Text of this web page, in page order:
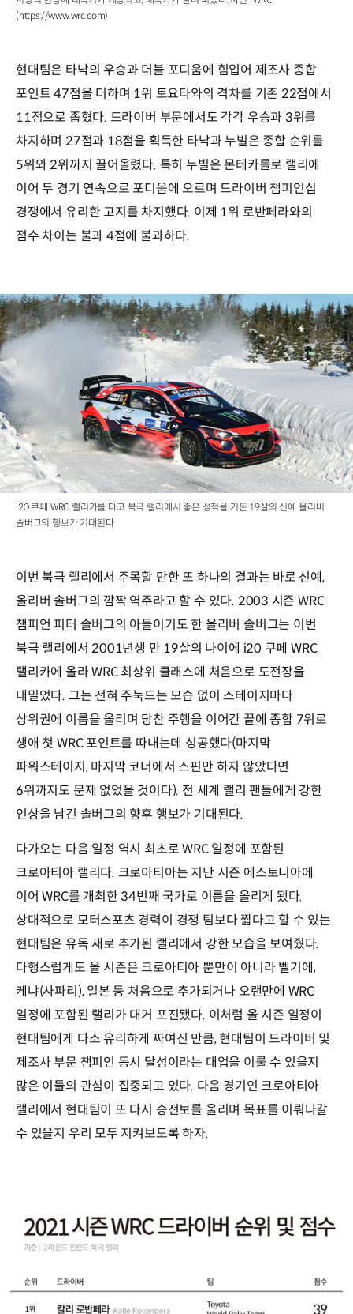
(https://www.wrc.com)
현대팀은 타낙의 우승과 더블 포디움에 힘입어 제조사 종합
포인트 47점을 더하며 1위 토요타와의 격차를 기존 22점에서
11점으로 좁혔다. 드라이버 부문에서도 각각 우승과 3위를
차지하며 27점과 18점을 획득한 타낙과 누빌은 종합 순위를
5위와 2위까지 끌어올렸다. 특히 누빌은 몬테카를로 랠리에
이어 두 경기 연속으로 포디움에 오르며 드라이버 챔피언십
경쟁에서 유리한 고지를 차지했다. 이제 1위 로반페라와의
점수 차이는 불과 4점에 불과하다.
i20 쿠페 WRC 랠리카를 타고 북극 랠리에서 좋은 성적을 거둔 19살의 신예 올리버
솔버그의 행보가 기대된다
이번 북극 랠리에서 주목할 만한 또 하나의 결과는 바로 신예,
올리버 솔버그의 깜짝 역주라고 할 수 있다. 2003 시즌 WRC
챔피언 피터 솔버그의 아들이기도 한 올리버 솔버그는 이번
북극 랠리에서 2001년생 만 19살의 나이에 i20 쿠페 WRC
랠리카에 올라 WRC 최상위 클래스에 처음으로 도전장을
내밀었다. 그는 전혀 주눅드는 모습 없이 스테이지마다
상위권에 이름을 올리며 당찬 주행을 이어간 끝에 종합 7위로
생애 첫 WRC 포인트를 따내는데 성공했다(마지막
파워스테이지, 마지막 코너에서 스핀만 하지 않았다면
6위까지도 문제 없었을 것이다). 전 세계 랠리 팬들에게 강한
인상을 남긴 솔버그의 향후 행보가 기대된다.
다가오는 다음 일정 역시 최초로 WRC 일정에 포함된
크로아티아 랠리다. 크로아티아는 지난 시즌 에스토니아에
이어 WRC를 개최한 34번째 국가로 이름을 올리게 됐다.
상대적으로 모터스포츠 경력이 경쟁 팀보다 짧다고 할 수 있는
현대팀은 유독 새로 추가된 랠리에서 강한 모습을 보여줬다.
다행스럽게도 올 시즌은 크로아티아 뿐만이 아니라 벨기에,
케냐(사파리), 일본 등 처음으로 추가되거나 오랜만에 WRC
일정에 포함된 랠리가 대거 포진됐다. 이처럼 올 시즌 일정이
현대팀에게 다소 유리하게 짜여진 만큼, 현대팀이 드라이버 및
제조사 부문 챔피언 동시 달성이라는 대업을 이룰 수 있을지
많은 이들의 관심이 집중되고 있다. 다음 경기인 크로아티아
랠리에서 현대팀이 또 다시 승전보를 울리며 목표를 이뤄나갈
수 있을지 우리 모두 지켜보도록 하자.